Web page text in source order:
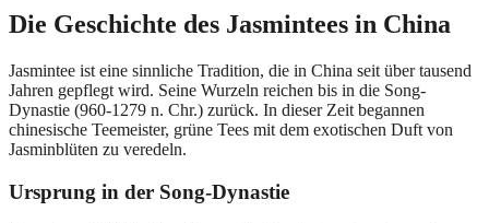
Die Geschichte des Jasmintees in China
Jasmintee ist eine sinnliche Tradition, die in China seit über tausend
Jahren gepflegt wird. Seine Wurzeln reichen bis in die Song-
Dynastie (960-1279 n. Chr.) zurück. In dieser Zeit begannen
chinesische Teemeister, grüne Tees mit dem exotischen Duft von
Jasminblüten zu veredeln.
Ursprung in der Song-Dynastie